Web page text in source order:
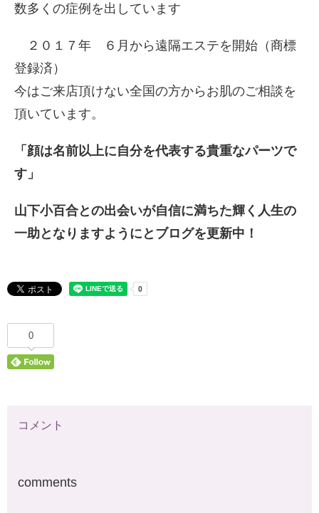
数多くの症例を出しています
２０１７年 ６月から遠隔エステを開始（商標
登録済）
今はご来店頂けない全国の方からお肌のご相談を
頂いています。
「顔は名前以上に自分を代表する貴重なパーツで
す」
山下小百合との出会いが自信に満ちた輝く人生の
一助となりますようにとブログを更新中！
0
コメント
comments